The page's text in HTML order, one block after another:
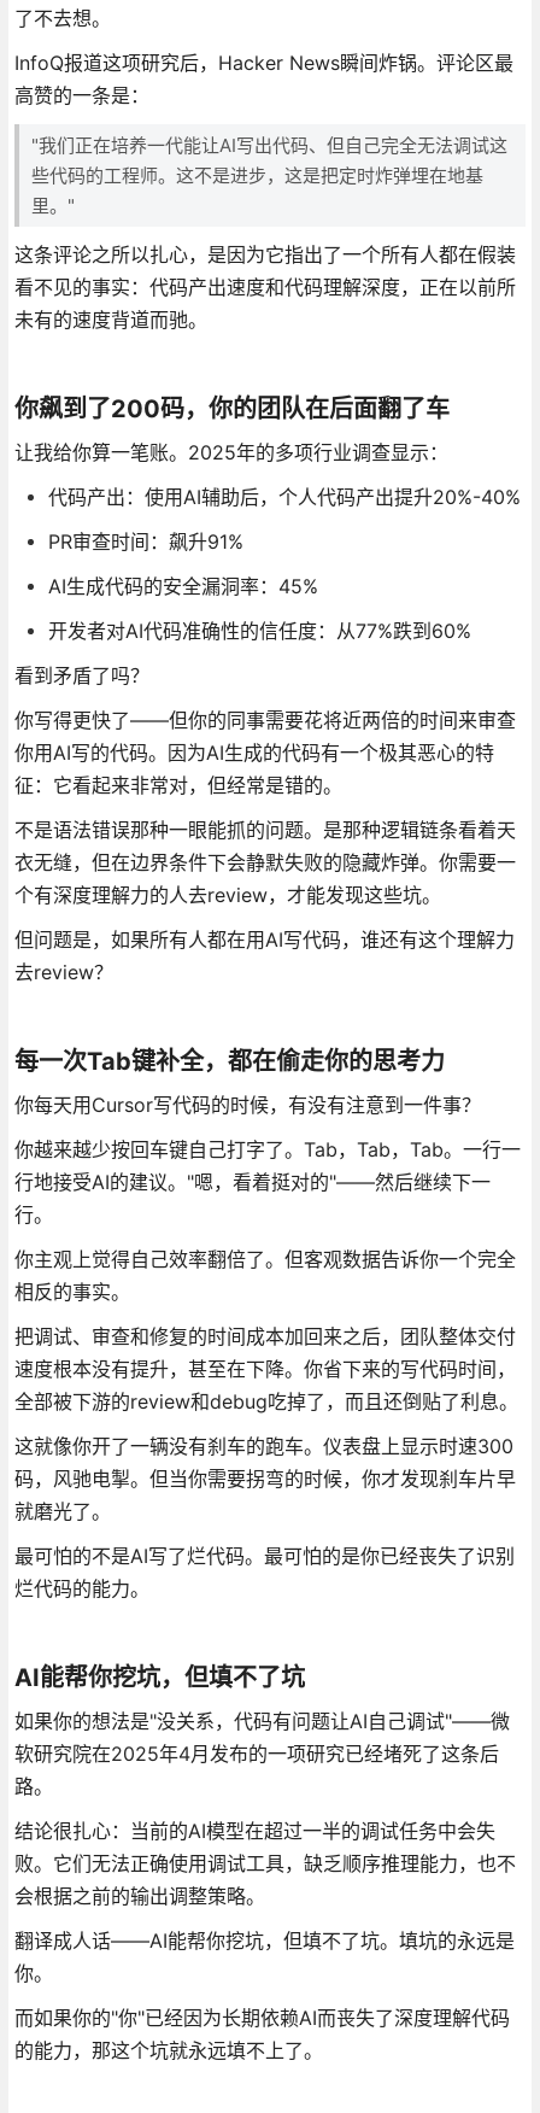
了不去想。
InfoQ报道这项研究后，Hacker News瞬间炸锅。评论区最
高赞的一条是：
"我们正在培养一代能让AI写出代码、但自己完全无法调试这
些代码的工程师。这不是进步，这是把定时炸弹埋在地基
里。"
这条评论之所以扎心，是因为它指出了一个所有人都在假装
看不见的事实：代码产出速度和代码理解深度，正在以前所
未有的速度背道而驰。
你飙到了200码，你的团队在后面翻了车
让我给你算一笔账。2025年的多项行业调查显示：
代码产出：使用AI辅助后，个人代码产出提升20%-40%
PR审查时间：飙升91%
AI生成代码的安全漏洞率：45%
开发者对AI代码准确性的信任度：从77%跌到60%
看到矛盾了吗？
你写得更快了——但你的同事需要花将近两倍的时间来审查
你用AI写的代码。因为AI生成的代码有一个极其恶心的特
征：它看起来非常对，但经常是错的。
不是语法错误那种一眼能抓的问题。是那种逻辑链条看着天
衣无缝，但在边界条件下会静默失败的隐藏炸弹。你需要一
个有深度理解力的人去review，才能发现这些坑。
但问题是，如果所有人都在用AI写代码，谁还有这个理解力
去review？
每一次Tab键补全，都在偷走你的思考力
你每天用Cursor写代码的时候，有没有注意到一件事？
你越来越少按回车键自己打字了。Tab，Tab，Tab。一行一
行地接受AI的建议。"嗯，看着挺对的"——然后继续下一
行。
你主观上觉得自己效率翻倍了。但客观数据告诉你一个完全
相反的事实。
把调试、审查和修复的时间成本加回来之后，团队整体交付
速度根本没有提升，甚至在下降。你省下来的写代码时间，
全部被下游的review和debug吃掉了，而且还倒贴了利息。
这就像你开了一辆没有刹车的跑车。仪表盘上显示时速300
码，风驰电掣。但当你需要拐弯的时候，你才发现刹车片早
就磨光了。
最可怕的不是AI写了烂代码。最可怕的是你已经丧失了识别
烂代码的能力。
AI能帮你挖坑，但填不了坑
如果你的想法是"没关系，代码有问题让AI自己调试"——微
软研究院在2025年4月发布的一项研究已经堵死了这条后
路。
结论很扎心：当前的AI模型在超过一半的调试任务中会失
败。它们无法正确使用调试工具，缺乏顺序推理能力，也不
会根据之前的输出调整策略。
翻译成人话——AI能帮你挖坑，但填不了坑。填坑的永远是
你。
而如果你的"你"已经因为长期依赖AI而丧失了深度理解代码
的能力，那这个坑就永远填不上了。